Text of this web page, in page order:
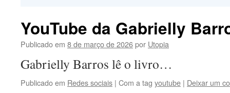
YouTube da Gabrielly
Publicado em 8 de março de 2026por Utopia
Gabrielly Barros lê o livro…
Publicado em Redes sociais | Com a tag youtube | Deixar um